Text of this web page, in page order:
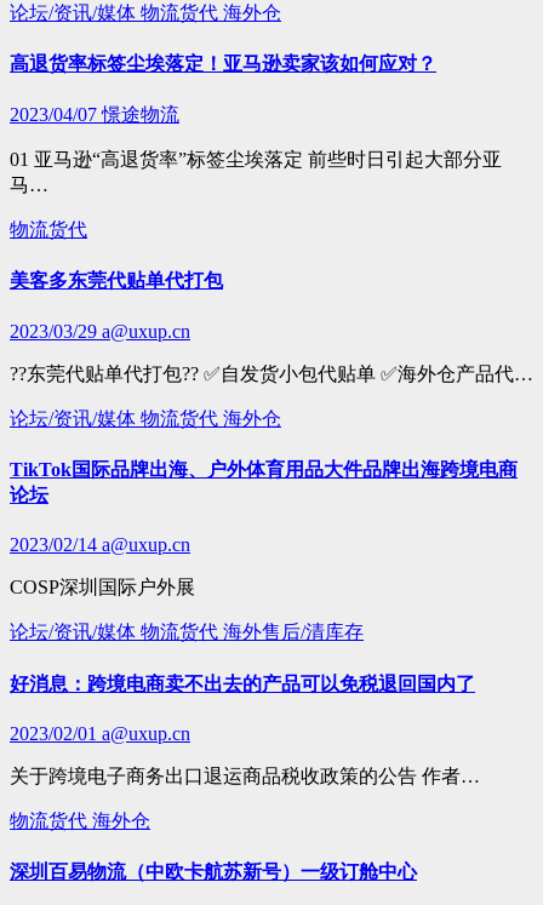
论坛/资讯/媒体 物流货代 海外仓
高退货率标签尘埃落定！亚马逊卖家该如何应对？
2023/04/07憬途物流
01 亚马逊“高退货率”标签尘埃落定 前些时日引起大部分亚
马…
物流货代
美客多东莞代贴单代打包
2023/03/29 a@uxup.cn
??东莞代贴单代打包?? ✅自发货小包代贴单 ✅海外仓产品代…
论坛/资讯/媒体 物流货代 海外仓
TikTok国际品牌出海、户外体育用品大件品牌出海跨境电商
论坛
2023/02/14 a@uxup.cn
COSP深圳国际户外展
论坛/资讯/媒体 物流货代 海外售后/清库存
好消息：跨境电商卖不出去的产品可以免税退回国内了
2023/02/01 a@uxup.cn
关于跨‮电境‬子商务出口‮运退‬商品税收政策‮公的‬告 作者…
物流货代 海外仓
深圳百易物流（中欧卡航苏新号）一级订舱中心